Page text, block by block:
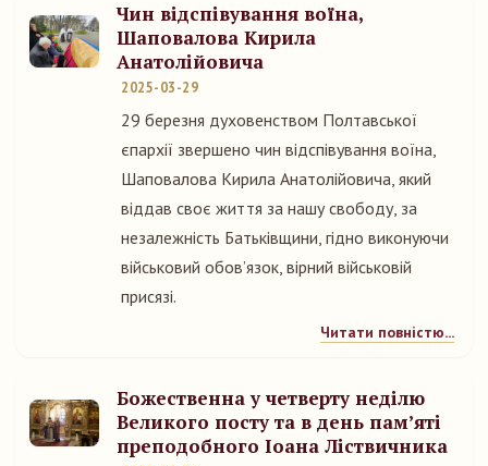
Чин відспівування воїна,
Шаповалова Кирила
Анатолійовича
2025-03-29
29 березня духовенством Полтавської
єпархії звершено чин відспівування воїна,
Шаповалова Кирила Анатолійовича, який
віддав своє життя за нашу свободу, за
незалежність Батьківщини, гідно виконуючи
військовий обов’язок, вірний військовій
присязі.
Читати повністю...
Божественна у четверту неділю
Великого посту та в день пам’яті
преподобного Іоана Ліствичника